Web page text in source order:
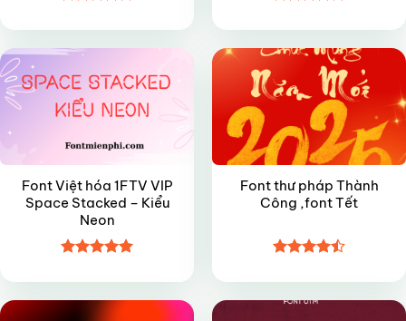
hạng55
sao
hạng55
sao
Font Việt hóa 1FTV VIP
Space Stacked – Kiểu
Neon
hạng55
sao
Font thư pháp Thành
Công ,font Tết
hạng4.5
5 sao